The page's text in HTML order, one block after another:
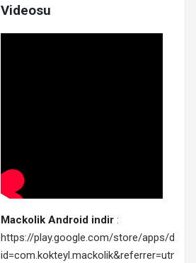
Videosu
Mackolik Android indir:
https://play.google.com/store/apps/